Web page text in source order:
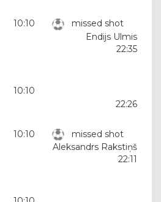
10:10
missed shot
Endijs Ulmis
22:35
10:10
22:26
10:10
missed shot
Aleksandrs Rakstiņš
22:11